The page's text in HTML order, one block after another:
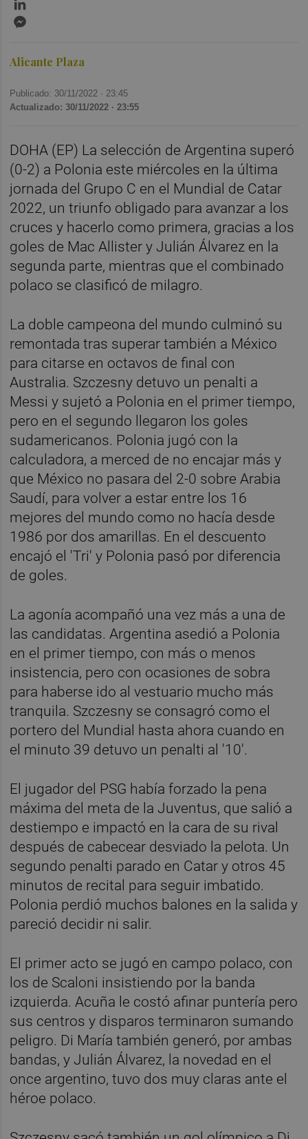
Alicante Plaza
Publicado: 30/11/2022 · 23:45
Actualizado: 30/11/2022 · 23:55
DOHA (EP) La selección de Argentina superó
(0-2) a Polonia este miércoles en la última
jornada del Grupo C en el Mundial de Catar
2022, un triunfo obligado para avanzar a los
cruces y hacerlo como primera, gracias a los
goles de Mac Allister y Julián Álvarez en la
segunda parte, mientras que el combinado
polaco se clasificó de milagro.
La doble campeona del mundo culminó su
remontada tras superar también a México
para citarse en octavos de final con
Australia. Szczesny detuvo un penalti a
Messi y sujetó a Polonia en el primer tiempo,
pero en el segundo llegaron los goles
sudamericanos. Polonia jugó con la
calculadora, a merced de no encajar más y
que México no pasara del 2-0 sobre Arabia
Saudí, para volver a estar entre los 16
mejores del mundo como no hacía desde
1986 por dos amarillas. En el descuento
encajó el 'Tri' y Polonia pasó por diferencia
de goles.
La agonía acompañó una vez más a una de
las candidatas. Argentina asedió a Polonia
en el primer tiempo, con más o menos
insistencia, pero con ocasiones de sobra
para haberse ido al vestuario mucho más
tranquila. Szczesny se consagró como el
portero del Mundial hasta ahora cuando en
el minuto 39 detuvo un penalti al '10'.
El jugador del PSG había forzado la pena
máxima del meta de la Juventus, que salió a
destiempo e impactó en la cara de su rival
después de cabecear desviado la pelota. Un
segundo penalti parado en Catar y otros 45
minutos de recital para seguir imbatido.
Polonia perdió muchos balones en la salida y
pareció decidir ni salir.
El primer acto se jugó en campo polaco, con
los de Scaloni insistiendo por la banda
izquierda. Acuña le costó afinar puntería pero
sus centros y disparos terminaron sumando
peligro. Di María también generó, por ambas
bandas, y Julián Álvarez, la novedad en el
once argentino, tuvo dos muy claras ante el
héroe polaco.